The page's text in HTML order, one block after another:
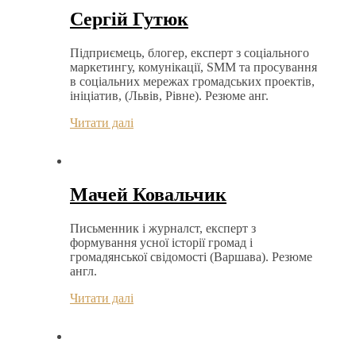
Сергій Гутюк
Підприємець, блогер, експерт з соціального
маркетингу, комунікації, SMM та просування
в соціальних мережах громадських проектів,
ініціатив, (Львів, Рівне). Резюме анг.
Читати далі
Мачей Ковальчик
Письменник і журналст, експерт з
формування усної історії громад і
громадянської свідомості (Варшава). Резюме
англ.
Читати далі